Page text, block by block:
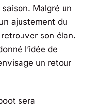
Malgré un
ajustement du
son élan.
l’idée de
un retour
sera